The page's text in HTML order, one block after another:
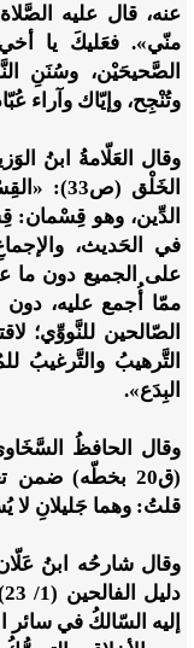
عنه، قال عليه
منّي». فعَليكَ يا أخي
الصَّحيحَيْن، وسُنَنِ
وتُنْجِح، وإيّاك وآراء
الخَلْق
الدِّين، وهو
في الحَديث،
على الجميع دون ما
ممّا أُجمع عليه،
الصّالحين للنَّووِّي؛
التَّرهيبُ والتَّرغيبُ
البِدَع».
(ق20 بخطّه) ضمن
قلتُ: وهما جَليلانِ لا
إليه السّالكُ في سائر